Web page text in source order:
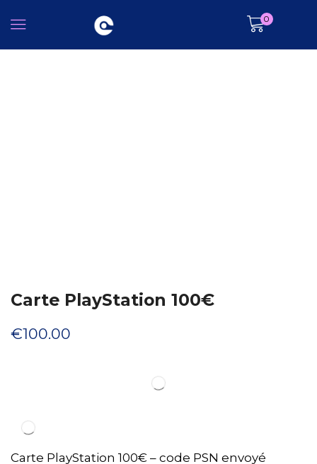
0
Carte PlayStation 100€
€100.00
Carte PlayStation 100€ – code PSN envoyé